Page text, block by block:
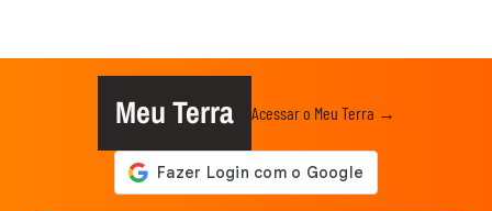
Meu Terra Acessar o Meu Terra →